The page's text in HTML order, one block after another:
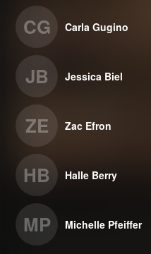
CG Carla Gugino
JB Jessica Biel
ZE Zac Efron
HB Halle Berry
MP Michelle Pfeiffer